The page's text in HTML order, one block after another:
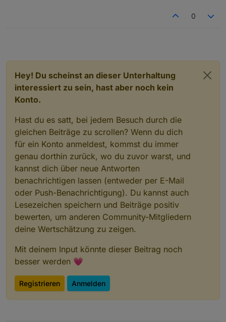
0
Hey! Du scheinst an dieser Unterhaltung
interessiert zu sein, hast aber noch kein
Konto.
Hast du es satt, bei jedem Besuch durch die
gleichen Beiträge zu scrollen? Wenn du dich
für ein Konto anmeldest, kommst du immer
genau dorthin zurück, wo du zuvor warst, und
kannst dich über neue Antworten
benachrichtigen lassen (entweder per E-Mail
oder Push-Benachrichtigung). Du kannst auch
Lesezeichen speichern und Beiträge positiv
bewerten, um anderen Community-Mitgliedern
deine Wertschätzung zu zeigen.
Mit deinem Input könnte dieser Beitrag noch
besser werden 💗
Registrieren Anmelden